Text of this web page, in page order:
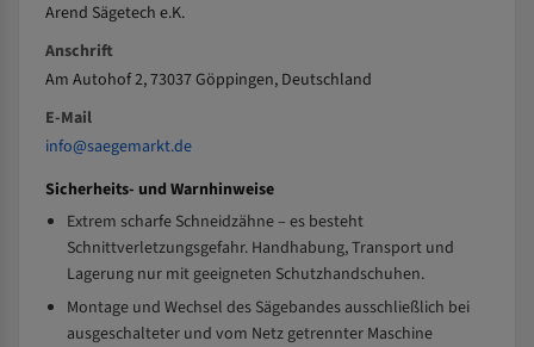
Arend Sägetech e.K.
Anschrift
Am Autohof 2, 73037 Göppingen, Deutschland
E-Mail
info@saegemarkt.de
Sicherheits- und Warnhinweise
Extrem scharfe Schneidzähne – es besteht
Schnittverletzungsgefahr. Handhabung, Transport und
Lagerung nur mit geeigneten Schutzhandschuhen.
Montage und Wechsel des Sägebandes ausschließlich bei
ausgeschalteter und vom Netz getrennter Maschine